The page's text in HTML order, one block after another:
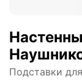
Подставки